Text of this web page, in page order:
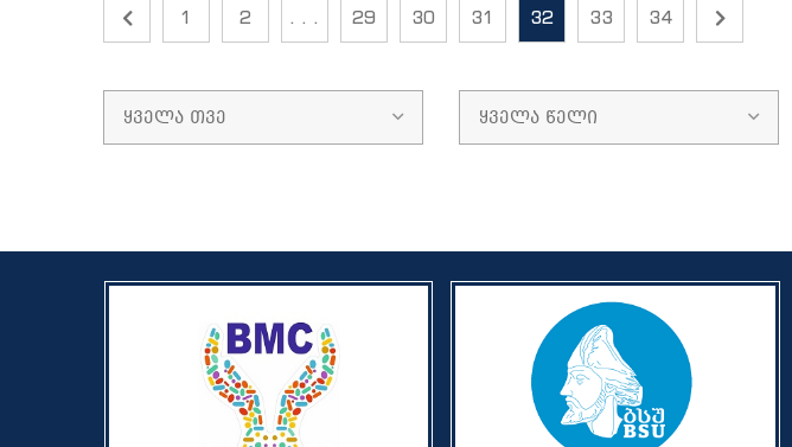
1 2 . . . 29 30 31 32 33 34
ყველა თვე ყველა წელი